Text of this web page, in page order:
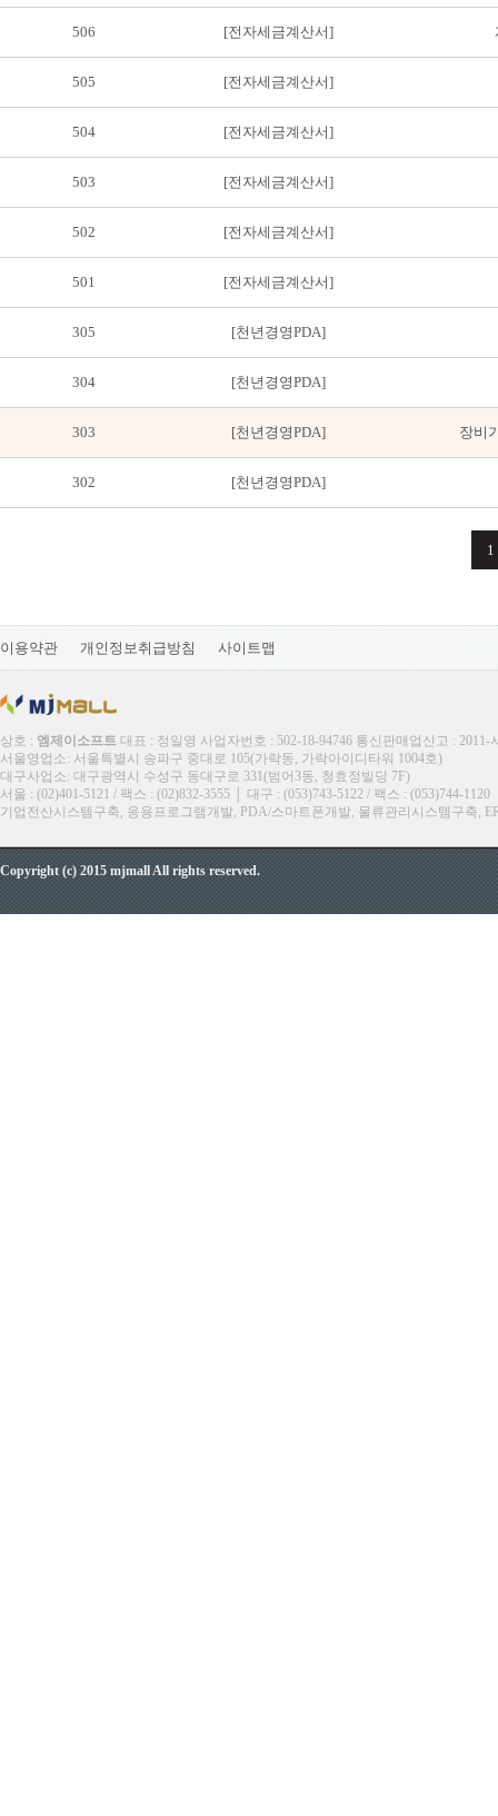
506 [전자세금계산서]
505 [전자세금계산서]
504 [전자세금계산서]
503 [전자세금계산서]
502 [전자세금계산서]
501 [전자세금계산서]
305 [천년경영PDA]
304 [천년경영PDA]
303 [천년경영PDA] 장비
302 [천년경영PDA]
1
이용약관 개인정보취급방침 사이트맵
상호 : 엠제이소프트 대표 : 정일영 사업자번호 : 502-18-94746 통신판매업신고 : 2011-
서울영업소: 서울특별시 송파구 중대로 105(가락동, 가락아이디타워 1004호)
대구사업소: 대구광역시 수성구 동대구로 331(범어3동, 청효정빌딩 7F)
서울 : (02)401-5121 / 팩스 : (02)832-3555 │ 대구 : (053)743-5122 / 팩스 : (053)744-1120
기업전산시스템구축, 응용프로그램개발, PDA/스마트폰개발, 물류관리시스템구축,
Copyright (c) 2015 mjmall All rights reserved.